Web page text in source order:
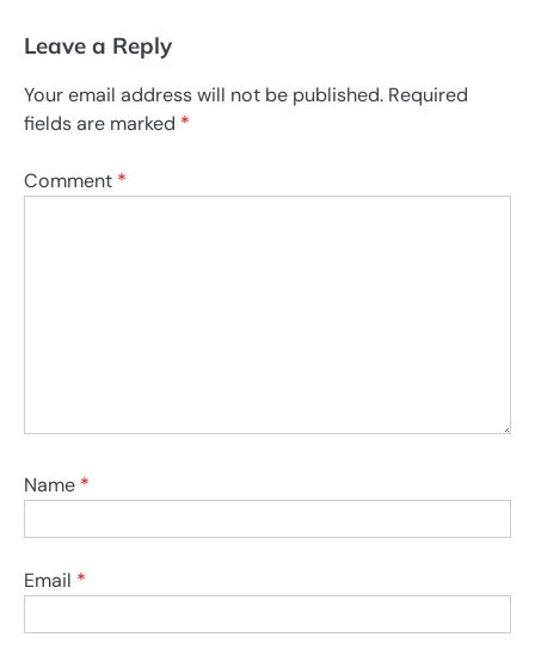
Leave a Reply
Your email address will not be published. Required
fields are marked *
Comment *
Name *
Email *